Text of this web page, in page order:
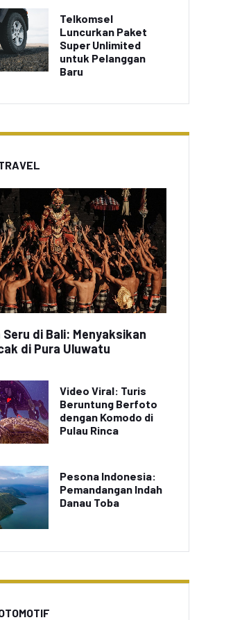
Telkomsel
Luncurkan Paket
Super Unlimited
untuk Pelanggan
Baru
Seru di Bali: Menyaksikan
di Pura Uluwatu
Video Viral: Turis
Beruntung Berfoto
dengan Komodo di
Pulau Rinca
Pesona Indonesia:
Pemandangan Indah
Danau Toba